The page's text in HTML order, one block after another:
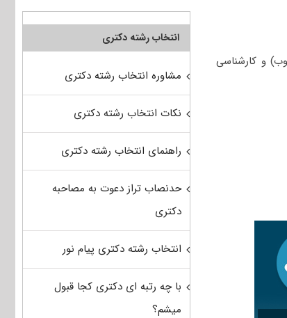
و کارشناسی
انتخاب رشته دکتری
مشاوره انتخاب رشته دکتری
نکات انتخاب رشته دکتری
راهنمای انتخاب رشته دکتری
حدنصاب تراز دعوت به مصاحبه
دکتری
انتخاب رشته دکتری پیام نور
با چه رتبه ای دکتری کجا قبول
میشم؟